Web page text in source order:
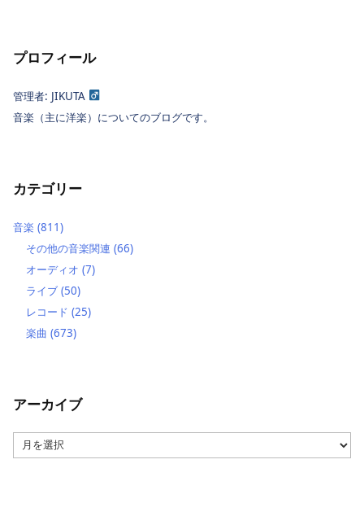
プロフィール
管理者: JIKUTA
音楽（主に洋楽）についてのブログです。
カテゴリー
音楽 (811)
その他の音楽関連 (66)
オーディオ (7)
ライブ (50)
レコード (25)
楽曲 (673)
アーカイブ
ー